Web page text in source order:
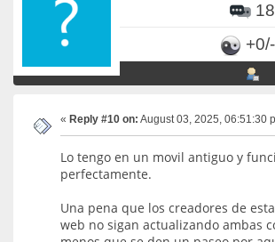
18
« Reply #10 on: August 03, 2025, 06:51:30
Lo tengo en un movil antiguo y
perfectamente.
Una pena que los creadores de
web no sigan actualizando ambas